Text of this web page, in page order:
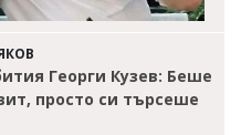
Георги Кузев: Беше
просто си търсеше